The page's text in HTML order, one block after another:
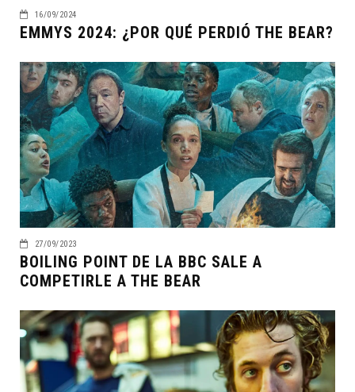
16/09/2024
EMMYS 2024: ¿POR QUÉ PERDIÓ THE BEAR?
27/09/2023
BOILING POINT DE LA BBC SALE A
COMPETIRLE A THE BEAR